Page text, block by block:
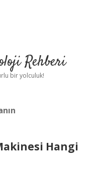
Rehberi
bir yolculuk!
Hangi